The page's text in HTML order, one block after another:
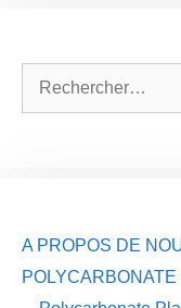
A PROPOS DE
POLYCARBONATE